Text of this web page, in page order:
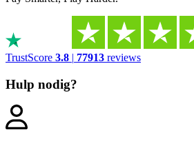
TrustScore 3.8 | 77913 reviews
Hulp nodig?